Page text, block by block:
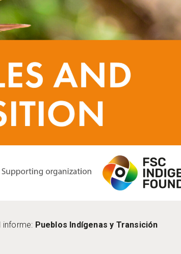
informe: Pueblos Indígenas y Transición